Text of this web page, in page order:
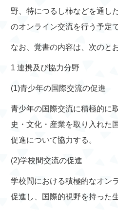
野、特につるし柿などを通し
のオンライン交流を行う予定
なお、覚書の内容は、次のと
1 連携及び協力分野
(1)青少年の国際交流の促進
青少年の国際交流に積極的に
史・文化・産業を取り入れた
促進について協力する。
(2)学校間交流の促進
学校間における積極的なオン
促進し、国際的視野を持った